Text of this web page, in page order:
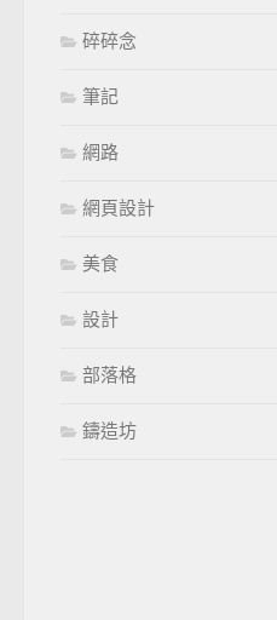
碎碎念
筆記
網路
網頁設計
美食
設計
部落格
鑄造坊